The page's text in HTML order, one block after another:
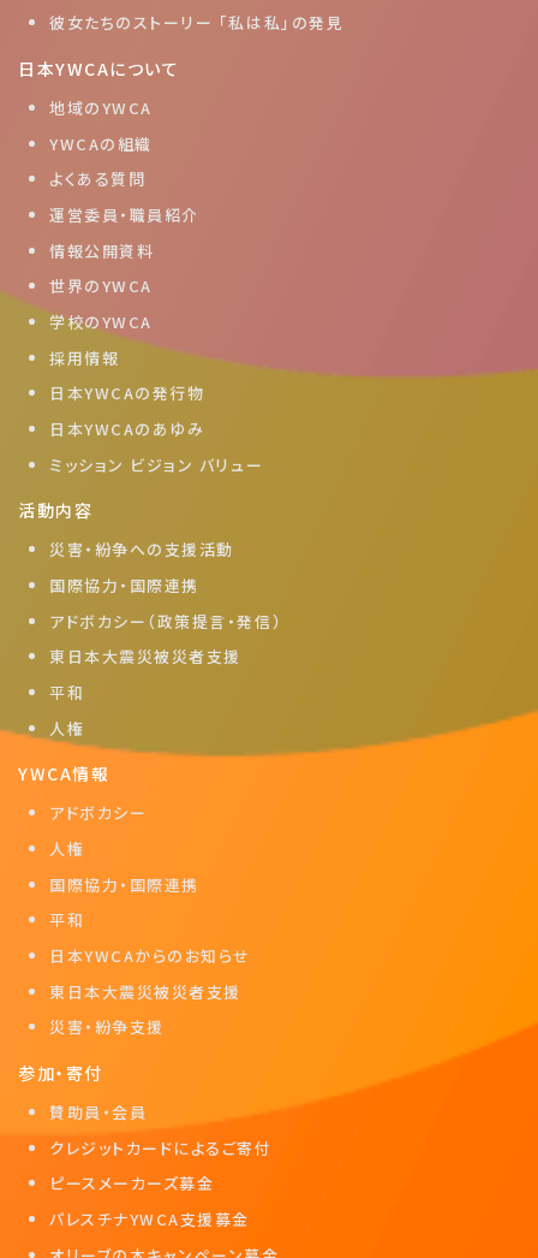
彼女たちのストーリー 「私は私」の発見
日本YWCAについて
地域のYWCA
YWCAの組織
よくある質問
運営委員・職員紹介
情報公開資料
世界のYWCA
学校のYWCA
採用情報
日本YWCAの発行物
日本YWCAのあゆみ
ミッション ビジョン バリュー
活動内容
災害・紛争への支援活動
国際協力・国際連携
アドボカシー（政策提言・発信）
東日本大震災被災者支援
平和
人権
YWCA情報
アドボカシー
人権
国際協力・国際連携
平和
日本YWCAからのお知らせ
東日本大震災被災者支援
災害・紛争支援
参加・寄付
賛助員・会員
クレジットカードによるご寄付
ピースメーカーズ募金
パレスチナYWCA支援募金